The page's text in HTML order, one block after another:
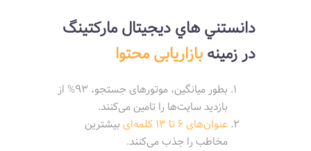
دانستني هاي ديجيتال مارکتینگ
در زمینهبازاریابی محتوا
بطور میانگین، موتورهای جستجو، 93% از
بازدید سایت‌ها را تامین می‌کنند.
عنوان‌های 6 تا 13 کلمه‌ای
بیشترین
مخاطب را جذب می‌کنند.